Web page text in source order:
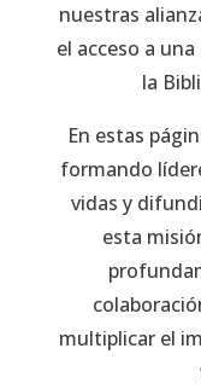
nuestras
el acceso a
la
En estas
formando
vidas y
esta
multiplicar el